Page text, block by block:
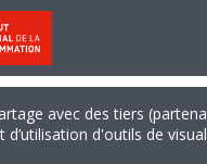
avec des tiers
d’utilisation d'outils de